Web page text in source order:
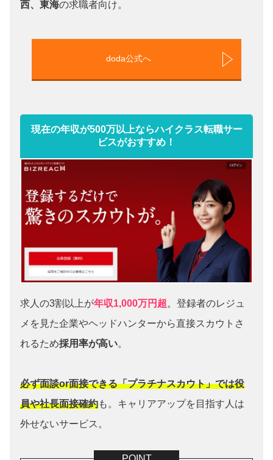
西、東海の求職者向け。
doda公式へ
現在の年収が500万以上ならハイクラス転職サー
ビスがおすすめ！
求人の3割以上が年収1,000万円超。登録者のレジュ
メを見た企業やヘッドハンターから直接スカウトさ
れるため採用率が高い。
必ず面談or面接できる「プラチナスカウト」では役
員や社長面接確約も。キャリアアップを目指す人は
外せないサービス。